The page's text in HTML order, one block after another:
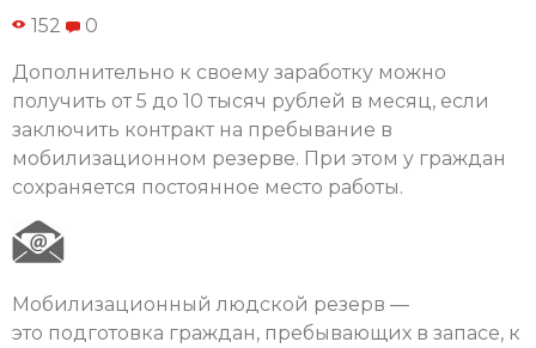
152 0
Дополнительно к своему заработку можно
получить от 5 до 10 тысяч рублей в месяц, если
заключить контракт на пребывание в
мобилизационном резерве. При этом у граждан
сохраняется постоянное место работы.
Мобилизационный людской резерв —
это подготовка граждан, пребывающих в запасе, к